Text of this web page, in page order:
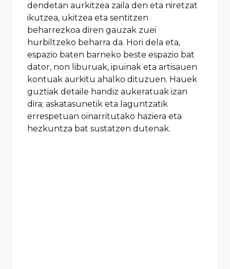
dendetan aurkitzea zaila den eta niretzat
ikutzea, ukitzea eta sentitzen
beharrezkoa diren gauzak zuei
hurbiltzeko beharra da. Hori dela eta,
espazio baten barneko beste espazio bat
dator, non liburuak, ipuinak eta artisauen
kontuak aurkitu ahalko dituzuen. Hauek
guztiak detaile handiz aukeratuak izan
dira; askatasunetik eta laguntzatik
errespetuan oinarritutako haziera eta
hezkuntza bat sustatzen dutenak.